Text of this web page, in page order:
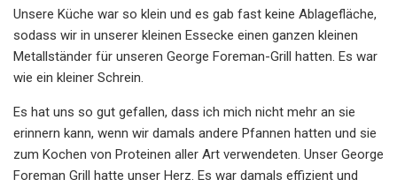
Unsere Küche war so klein und es gab fast keine Ablagefläche,
sodass wir in unserer kleinen Essecke einen ganzen kleinen
Metallständer für unseren George Foreman-Grill hatten. Es war
wie ein kleiner Schrein.
Es hat uns so gut gefallen, dass ich mich nicht mehr an sie
erinnern kann, wenn wir damals andere Pfannen hatten und sie
zum Kochen von Proteinen aller Art verwendeten. Unser George
Foreman Grill hatte unser Herz. Es war damals effizient und